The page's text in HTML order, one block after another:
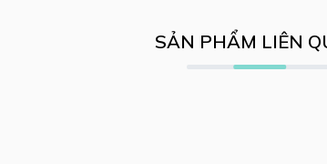
SẢN PHẨM LIÊN